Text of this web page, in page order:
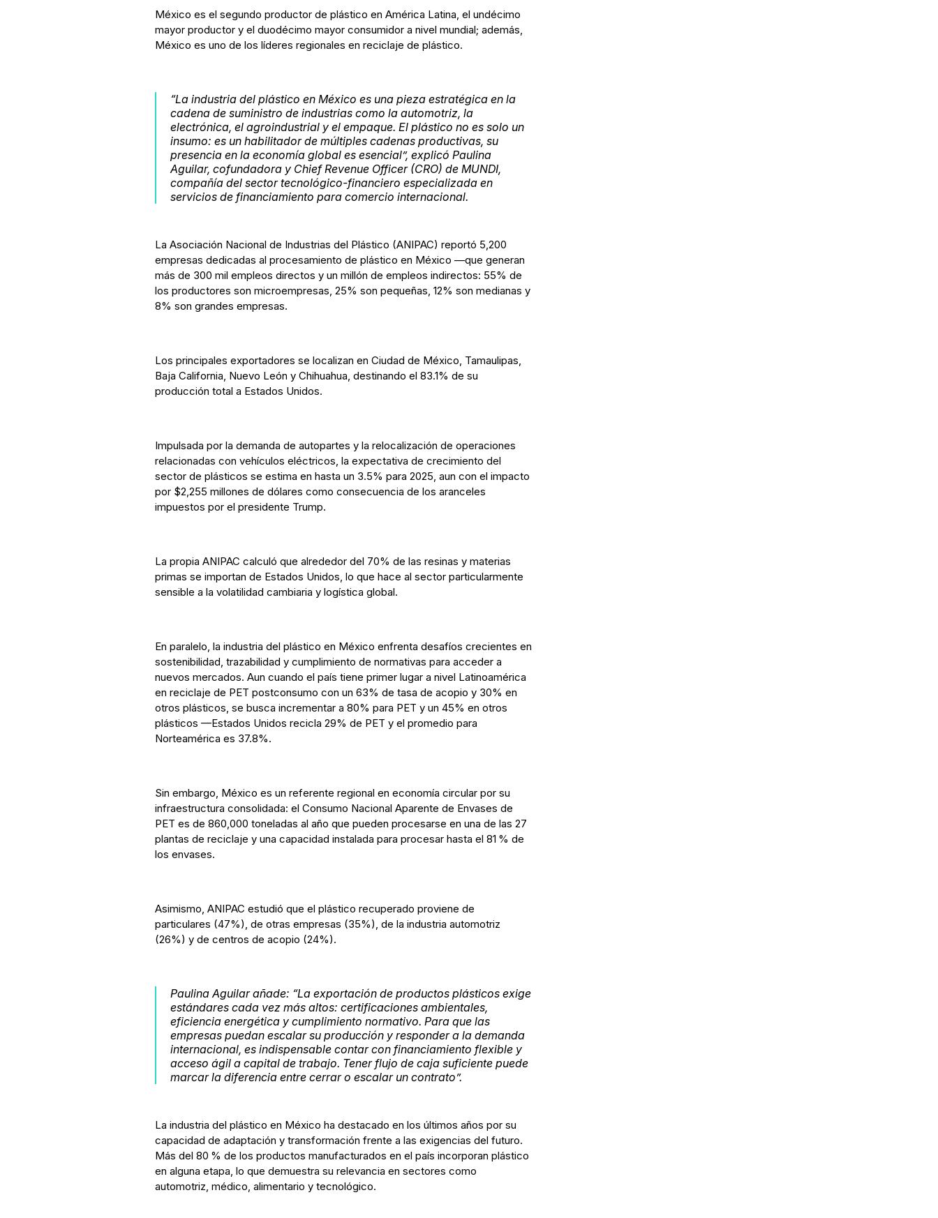
México es el segundo productor de plástico en América Latina, el undécimo
mayor productor y el duodécimo mayor consumidor a nivel mundial; además,
México es uno de los líderes regionales en reciclaje de plástico.
“La industria del plástico en México es una pieza estratégica en la
cadena de suministro de industrias como la automotriz, la
electrónica, el agroindustrial y el empaque. El plástico no es solo un
insumo: es un habilitador de múltiples cadenas productivas, su
presencia en la economía global es esencial”, explicó Paulina
Aguilar, cofundadora y Chief Revenue Officer (CRO) de MUNDI,
compañía del sector tecnológico-financiero especializada en
servicios de financiamiento para comercio internacional.
La Asociación Nacional de Industrias del Plástico (ANIPAC) reportó 5,200
empresas dedicadas al procesamiento de plástico en México —que generan
más de 300 mil empleos directos y un millón de empleos indirectos: 55% de
los productores son microempresas, 25% son pequeñas, 12% son medianas y
8% son grandes empresas.
Los principales exportadores se localizan en Ciudad de México, Tamaulipas,
Baja California, Nuevo León y Chihuahua, destinando el 83.1% de su
producción total a Estados Unidos.
Impulsada por la demanda de autopartes y la relocalización de operaciones
relacionadas con vehículos eléctricos, la expectativa de crecimiento del
sector de plásticos se estima en hasta un 3.5% para 2025, aun con el impacto
por $2,255 millones de dólares como consecuencia de los aranceles
impuestos por el presidente Trump.
La propia ANIPAC calculó que alrededor del 70% de las resinas y materias
primas se importan de Estados Unidos, lo que hace al sector particularmente
sensible a la volatilidad cambiaria y logística global.
En paralelo, la industria del plástico en México enfrenta desafíos crecientes en
sostenibilidad, trazabilidad y cumplimiento de normativas para acceder a
nuevos mercados. Aun cuando el país tiene primer lugar a nivel Latinoamérica
en reciclaje de PET postconsumo con un 63% de tasa de acopio y 30% en
otros plásticos, se busca incrementar a 80% para PET y un 45% en otros
plásticos —Estados Unidos recicla 29% de PET y el promedio para
Norteamérica es 37.8%.
Sin embargo, México es un referente regional en economía circular por su
infraestructura consolidada: el Consumo Nacional Aparente de Envases de
PET es de 860,000 toneladas al año que pueden procesarse en una de las 27
plantas de reciclaje y una capacidad instalada para procesar hasta el 81 % de
los envases.
Asimismo, ANIPAC estudió que el plástico recuperado proviene de
particulares (47%), de otras empresas (35%), de la industria automotriz
(26%) y de centros de acopio (24%).
Paulina Aguilar añade: “La exportación de productos plásticos exige
estándares cada vez más altos: certificaciones ambientales,
eficiencia energética y cumplimiento normativo. Para que las
empresas puedan escalar su producción y responder a la demanda
internacional, es indispensable contar con financiamiento flexible y
acceso ágil a capital de trabajo. Tener flujo de caja suficiente puede
marcar la diferencia entre cerrar o escalar un contrato”.
La industria del plástico en México ha destacado en los últimos años por su
capacidad de adaptación y transformación frente a las exigencias del futuro.
Más del 80 % de los productos manufacturados en el país incorporan plástico
en alguna etapa, lo que demuestra su relevancia en sectores como
automotriz, médico, alimentario y tecnológico.